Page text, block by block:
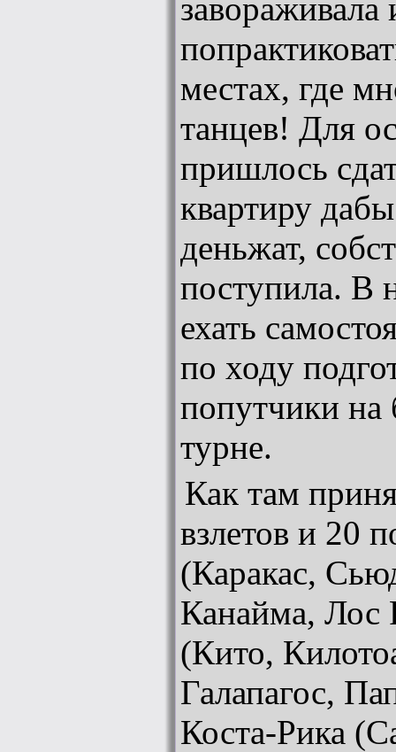
завораживала
местах, где
танцев! Для
пришлось
квартиру
деньжат,
поступила. В
ехать
по ходу
попутчики
турне.
Как там
взлетов и 20
(Каракас,
Канайма, Лос
(Кито,
Галапагос,
Коста-Рика